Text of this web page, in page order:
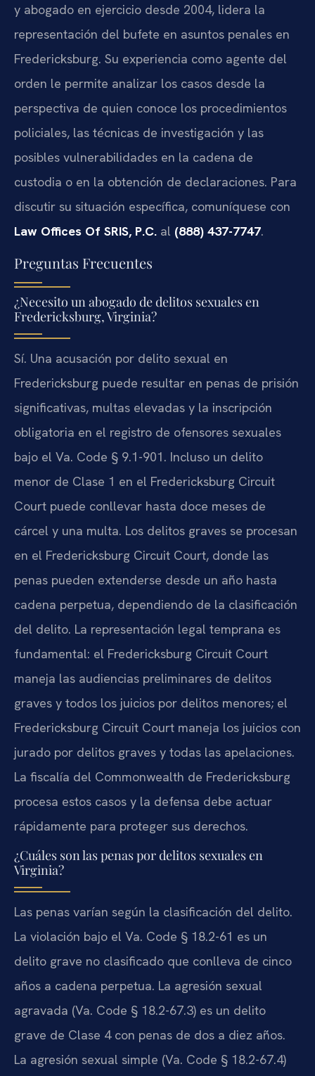
y abogado en ejercicio desde 2004, lidera la
representación del bufete en asuntos penales en
Fredericksburg. Su experiencia como agente del
orden le permite analizar los casos desde la
perspectiva de quien conoce los procedimientos
policiales, las técnicas de investigación y las
posibles vulnerabilidades en la cadena de
custodia o en la obtención de declaraciones. Para
discutir su situación específica, comuníquese con
Law Offices Of SRIS, P.C. al (888) 437-7747.
Preguntas Frecuentes
¿Necesito un abogado de delitos sexuales en
Fredericksburg, Virginia?
Sí. Una acusación por delito sexual en
Fredericksburg puede resultar en penas de prisión
significativas, multas elevadas y la inscripción
obligatoria en el registro de ofensores sexuales
bajo el Va. Code § 9.1-901. Incluso un delito
menor de Clase 1 en el Fredericksburg Circuit
Court puede conllevar hasta doce meses de
cárcel y una multa. Los delitos graves se procesan
en el Fredericksburg Circuit Court, donde las
penas pueden extenderse desde un año hasta
cadena perpetua, dependiendo de la clasificación
del delito. La representación legal temprana es
fundamental: el Fredericksburg Circuit Court
maneja las audiencias preliminares de delitos
graves y todos los juicios por delitos menores; el
Fredericksburg Circuit Court maneja los juicios con
jurado por delitos graves y todas las apelaciones.
La fiscalía del Commonwealth de Fredericksburg
procesa estos casos y la defensa debe actuar
rápidamente para proteger sus derechos.
¿Cuáles son las penas por delitos sexuales en
Virginia?
Las penas varían según la clasificación del delito.
La violación bajo el Va. Code § 18.2-61 es un
delito grave no clasificado que conlleva de cinco
años a cadena perpetua. La agresión sexual
agravada (Va. Code § 18.2-67.3) es un delito
grave de Clase 4 con penas de dos a diez años.
La agresión sexual simple (Va. Code § 18.2-67.4)